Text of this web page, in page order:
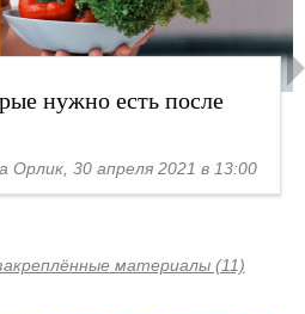
нужно есть после
Орлик, 30 апреля 2021 в 13:00
материалы (11)